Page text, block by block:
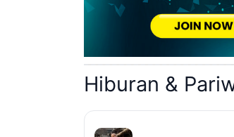
Hiburan &